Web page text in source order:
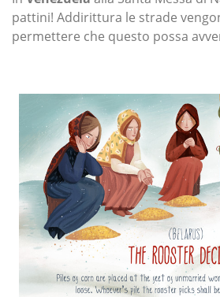
pattini! Addirittura le strade
permettere che questo possa